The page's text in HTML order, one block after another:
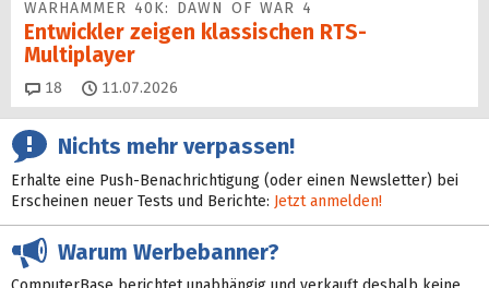
WARHAMMER 40K: DAWN OF WAR 4
Entwickler zeigen klassischen RTS-
Multiplayer
18 Kommentare
11.07.2026
Nichts mehr verpassen!
Erhalte eine Push-Benachrichtigung (oder einen Newsletter) bei
Erscheinen neuer Tests und Berichte: Jetzt anmelden!
Warum Werbebanner?